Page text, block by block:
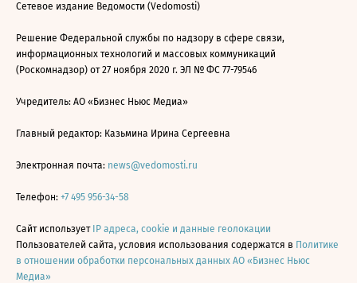
Сетевое издание Ведомости (Vedomosti)
Решение Федеральной службы по надзору в сфере связи,
информационных технологий и массовых коммуникаций
(Роскомнадзор) от 27 ноября 2020 г. ЭЛ № ФС 77-79546
Учредитель: АО «Бизнес Ньюс Медиа»
Главный редактор: Казьмина Ирина Сергеевна
Электронная почта: news@vedomosti.ru
Телефон: +7 495 956-34-58
Сайт использует IP адреса, cookie и данные геолокации
Пользователей сайта, условия использования содержатся в Политике
в отношении обработки персональных данных АО «Бизнес Ньюс
Медиа»